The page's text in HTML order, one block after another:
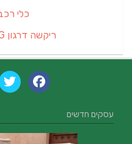
כלי
ריקשה דרגון DAYANG במבצע
עסקים חדשים